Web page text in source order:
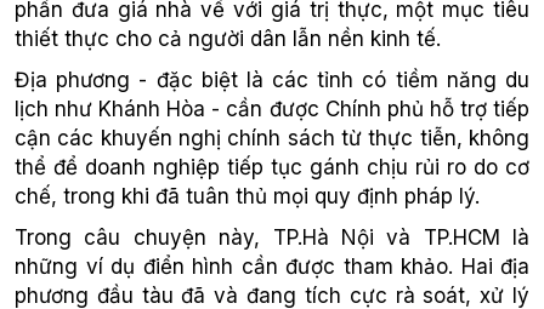
phần đưa giá nhà về với giá trị thực, một mục tiêu
thiết thực cho cả người dân lẫn nền kinh tế.
Địa phương - đặc biệt là các tỉnh có tiềm năng du
lịch như Khánh Hòa - cần được Chính phủ hỗ trợ tiếp
cận các khuyến nghị chính sách từ thực tiễn, không
thể để doanh nghiệp tiếp tục gánh chịu rủi ro do cơ
chế, trong khi đã tuân thủ mọi quy định pháp lý.
Trong câu chuyện này, TP.Hà Nội và TP.HCM là
những ví dụ điển hình cần được tham khảo. Hai địa
phương đầu tàu đã và đang tích cực rà soát, xử lý